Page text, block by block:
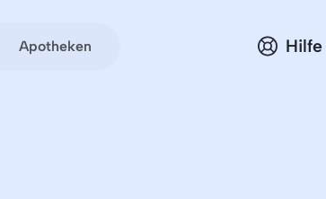
Apotheken Hilfe